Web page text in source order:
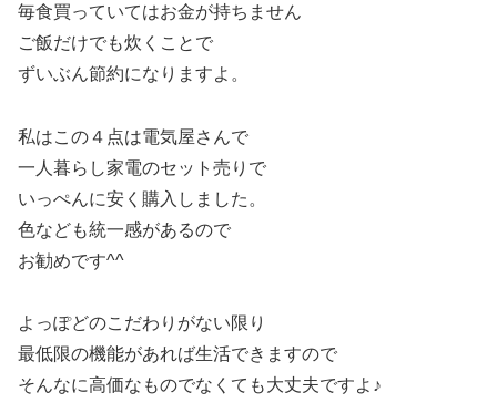
毎食買っていてはお金が持ちません
ご飯だけでも炊くことで
ずいぶん節約になりますよ。
私はこの４点は電気屋さんで
一人暮らし家電のセット売りで
いっぺんに安く購入しました。
色なども統一感があるので
お勧めです^^
よっぽどのこだわりがない限り
最低限の機能があれば生活できますので
そんなに高価なものでなくても大丈夫ですよ♪